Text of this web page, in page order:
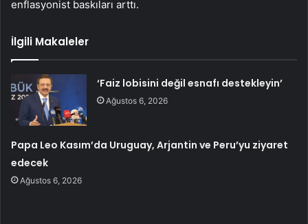
enflasyonist baskıları arttı.
İlgili Makaleler
‘Faiz lobisini değil esnafı destekleyin’
Ağustos 6, 2026
Papa Leo Kasım’da Uruguay, Arjantin ve Peru’yu ziyaret
edecek
Ağustos 6, 2026